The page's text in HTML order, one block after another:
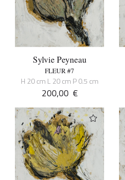
Sylvie Peyneau
FLEUR #7
H 20 cm L 20 cm P 0.5 cm
200,00 €